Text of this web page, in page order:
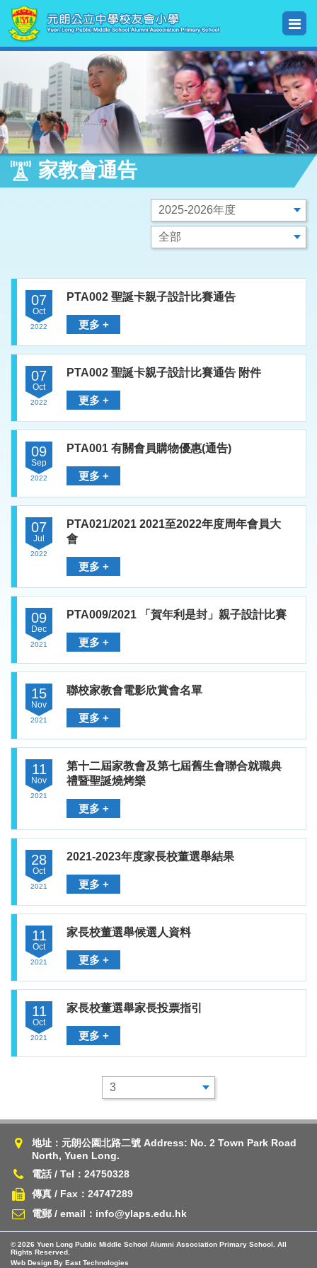
家教會通告
07
Oct
2022
PTA002 聖誕卡親子設計比賽通告
更多 +
07
Oct
2022
PTA002 聖誕卡親子設計比賽通告 附件
更多 +
09
Sep
2022
PTA001 有關會員購物優惠(通告)
更多 +
07
Jul
2022
PTA021/2021 2021至2022年度周年會員大
會
更多 +
09
Dec
2021
PTA009/2021 「賀年利是封」親子設計比賽
更多 +
15
Nov
2021
聯校家教會電影欣賞會名單
更多 +
11
Nov
2021
第十二屆家教會及第七屆舊生會聯合就職典
禮暨聖誕燒烤樂
更多 +
28
Oct
2021
2021-2023年度家長校董選舉結果
更多 +
11
Oct
2021
家長校董選舉候選人資料
更多 +
11
Oct
2021
家長校董選舉家長投票指引
更多 +
地址：元朗公園北路二號 Address: No. 2 Town Park Road
North, Yuen Long.
電話 / Tel：24750328
傳真 / Fax：24747289
電郵 / email：info@ylaps.edu.hk
© 2026 Yuen Long Public Middle School Alumni Association Primary School. All
Rights Reserved.
Web Design By East Technologies